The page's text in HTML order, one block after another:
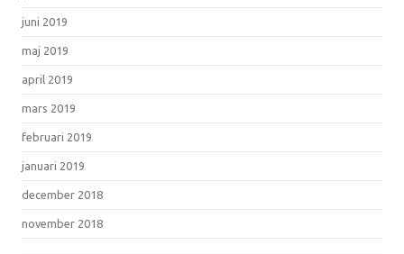
juni 2019
maj 2019
april 2019
mars 2019
februari 2019
januari 2019
december 2018
november 2018